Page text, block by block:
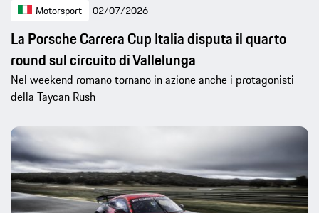
Motorsport 02/07/2026
La Porsche Carrera Cup Italia disputa il quarto
round sul circuito di Vallelunga
Nel weekend romano tornano in azione anche i protagonisti
della Taycan Rush